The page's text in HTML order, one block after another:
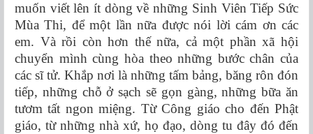
muốn viết lên ít dòng về những Sinh Viên Tiếp Sức
Mùa Thi, để một lần nữa được nói lời cám ơn các
em. Và rồi còn hơn thế nữa, cả một phần xã hội
chuyển mình cùng hòa theo những bước chân của
các sĩ tử. Khắp nơi là những tấm bảng, băng rôn đón
tiếp, những chỗ ở sạch sẽ gọn gàng, những bữa ăn
tươm tất ngon miệng. Từ Công giáo cho đến Phật
giáo, từ những nhà xứ, họ đạo, dòng tu đây đó đến